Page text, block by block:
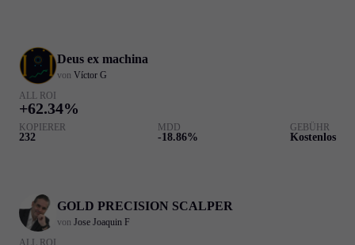
Deus ex machina
von Víctor G
ALL ROI
+62.34%
KOPIERER
232
MDD
-18.86%
GEBÜHR
Kostenlos
GOLD PRECISION SCALPER
von Jose Joaquin F